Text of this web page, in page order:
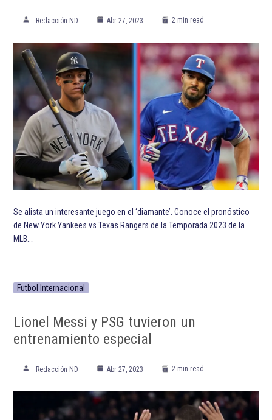
Redacción ND Abr 27, 2023 2 min read
Se alista un interesante juego en el ‘diamante’. Conoce el pronóstico
de New York Yankees vs Texas Rangers de la Temporada 2023 de la
MLB.…
Futbol Internacional
Lionel Messi y PSG tuvieron un
entrenamiento especial
Redacción ND Abr 27, 2023 2 min read